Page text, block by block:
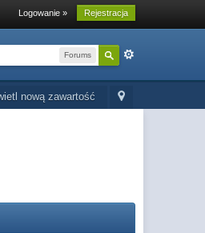
Logowanie » Rejestracja
Forums
nową zawartość